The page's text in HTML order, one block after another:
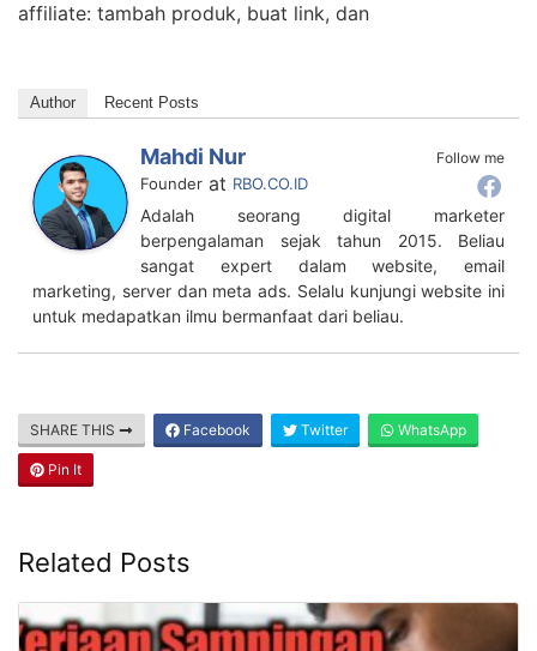
affiliate: tambah produk, buat link, dan
Author Recent Posts
Follow me
Mahdi Nur
Founder at RBO.CO.ID
Adalah seorang digital marketer
berpengalaman sejak tahun 2015. Beliau
sangat expert dalam website, email
marketing, server dan meta ads. Selalu kunjungi website ini
untuk medapatkan ilmu bermanfaat dari beliau.
SHARE THIS Facebook Twitter WhatsApp
Pin It
Related Posts